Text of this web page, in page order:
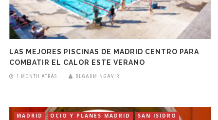
LAS MEJORES PISCINAS DE MADRID CENTRO PARA
COMBATIR EL CALOR ESTE VERANO
1 MONTH ATRÁS BLGADMINGAVIR
MADRID OCIO Y PLANES MADRID SAN ISIDRO